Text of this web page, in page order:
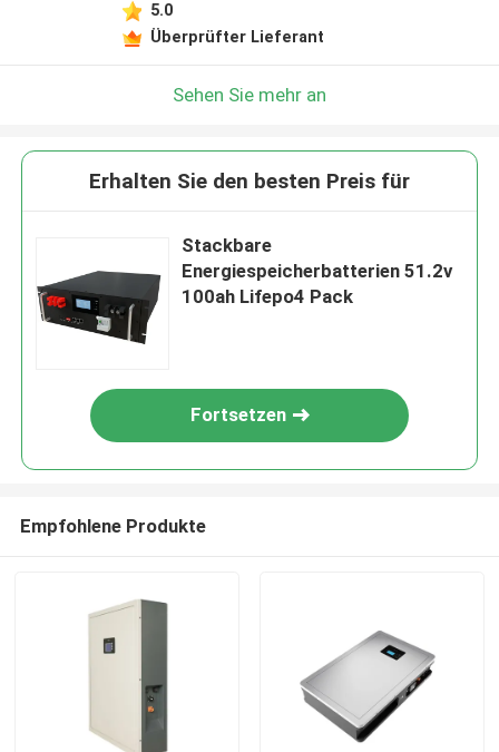
5.0
Überprüfter Lieferant
Sehen Sie mehr an
Erhalten Sie den besten Preis für
Stackbare
Energiespeicherbatterien 51.2v
100ah Lifepo4 Pack
Fortsetzen
Empfohlene Produkte